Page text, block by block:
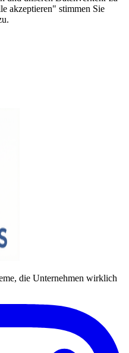
akzeptieren" stimmen Sie
die Unternehmen wirklich